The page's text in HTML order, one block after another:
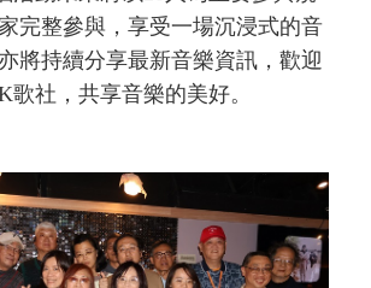
完整參與，享受一場沉浸式的音
將持續分享最新音樂資訊，歡迎
歌社，共享音樂的美好。